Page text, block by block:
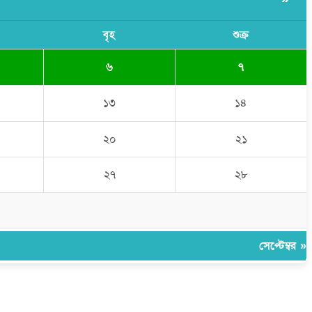
বৃহ শুক্র
৬ ৭
১৩ ১৪
২০ ২১
২৭ ২৮
সেপ্টেম্বর »